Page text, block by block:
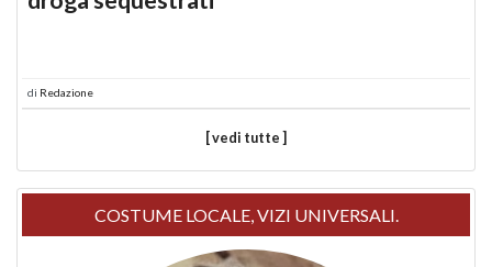
di Redazione
[ vedi tutte ]
COSTUME LOCALE, VIZI UNIVERSALI.